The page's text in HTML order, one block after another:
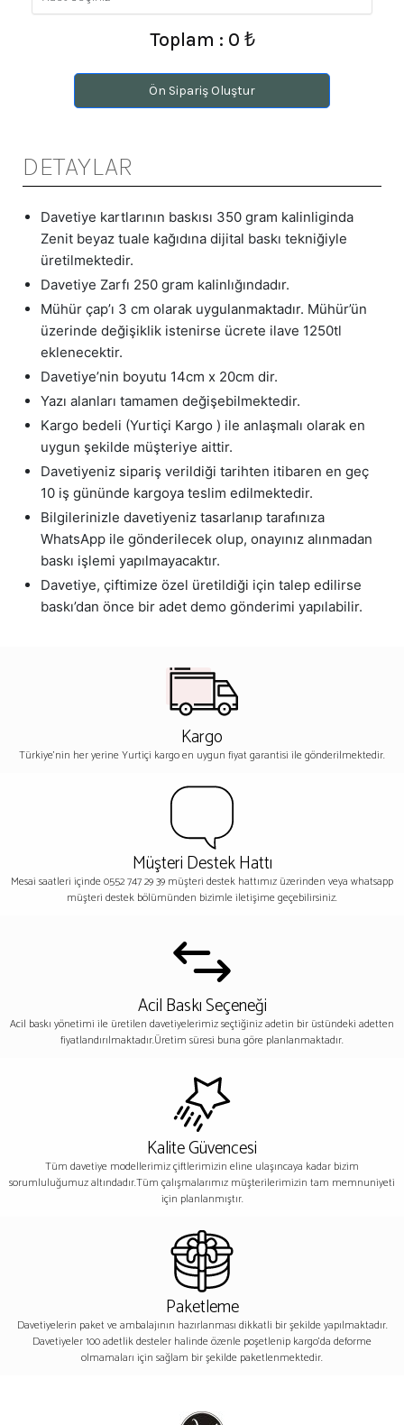
Toplam : 0 ₺
Ön Sipariş Oluştur
DETAYLAR
Davetiye kartlarının baskısı 350 gram kalinliginda
Zenit beyaz tuale kağıdına dijital baskı tekniğiyle
üretilmektedir.
Davetiye Zarfı 250 gram kalinlığındadır.
Mühür çap’ı 3 cm olarak uygulanmaktadır. Mühür’ün
üzerinde değişiklik istenirse ücrete ilave 1250tl
eklenecektir.
Davetiye’nin boyutu 14cm x 20cm dir.
Yazı alanları tamamen değişebilmektedir.
Kargo bedeli (Yurtiçi Kargo ) ile anlaşmalı olarak en
uygun şekilde müşteriye aittir.
Davetiyeniz sipariş verildiği tarihten itibaren en geç
10 iş gününde kargoya teslim edilmektedir.
Bilgilerinizle davetiyeniz tasarlanıp tarafınıza
WhatsApp ile gönderilecek olup, onayınız alınmadan
baskı işlemi yapılmayacaktır.
Davetiye, çiftimize özel üretildiği için talep edilirse
baskı’dan önce bir adet demo gönderimi yapılabilir.
Kargo
Türkiye'nin her yerine Yurtiçi kargo en uygun fiyat garantisi ile gönderilmektedir.
Müşteri Destek Hattı
Mesai saatleri içinde 0552 747 29 39 müşteri destek hattımız üzerinden veya whatsapp
müşteri destek bölümünden bizimle iletişime geçebilirsiniz.
Acil Baskı Seçeneği
Acil baskı yönetimi ile üretilen davetiyelerimiz seçtiğiniz adetin bir üstündeki adetten
fiyatlandırılmaktadır.Üretim süresi buna göre planlanmaktadır.
Kalite Güvencesi
Tüm davetiye modellerimiz çiftlerimizin eline ulaşıncaya kadar bizim
sorumluluğumuz altındadır.Tüm çalışmalarımız müşterilerimizin tam memnuniyeti
için planlanmıştır.
Paketleme
Davetiyelerin paket ve ambalajının hazırlanması dikkatli bir şekilde yapılmaktadır.
Davetiyeler 100 adetlik desteler halinde özenle poşetlenip kargo’da deforme
olmamaları için sağlam bir şekilde paketlenmektedir.